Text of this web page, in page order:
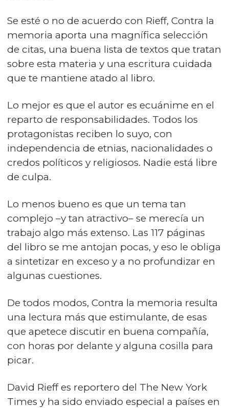
Se esté o no de acuerdo con Rieff, Contra la
memoria aporta una magnífica selección
de citas, una buena lista de textos que tratan
sobre esta materia y una escritura cuidada
que te mantiene atado al libro.
Lo mejor es que el autor es ecuánime en el
reparto de responsabilidades. Todos los
protagonistas reciben lo suyo, con
independencia de etnias, nacionalidades o
credos políticos y religiosos. Nadie está libre
de culpa.
Lo menos bueno es que un tema tan
complejo –y tan atractivo– se merecía un
trabajo algo más extenso. Las 117 páginas
del libro se me antojan pocas, y eso le obliga
a sintetizar en exceso y a no profundizar en
algunas cuestiones.
De todos modos, Contra la memoria resulta
una lectura más que estimulante, de esas
que apetece discutir en buena compañía,
con horas por delante y alguna cosilla para
picar.
David Rieff es reportero del The New York
Times y ha sido enviado especial a países en